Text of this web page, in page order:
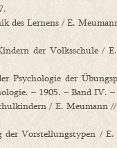
des Lernens / E.
der Volksschule /
Psychologie der
– 1905. – Band IV. –
/ E. Meumann
der Vorstellungstypen /